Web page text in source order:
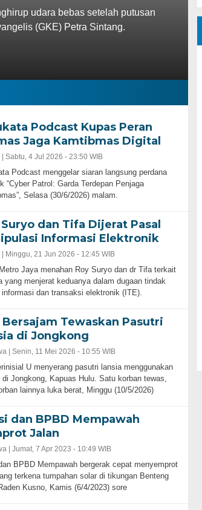
udara bebas setelah putusan
(GKE) Petra Sintang.
Podcast Kupas Peran
Jaga Kamtibmas Digital
Sabtu, 4 Jul 2026 - 23:50 WIB
Podcast menggelar siaran langsung perdana
“Cyber Patrol: Garda Terdepan Penjaga
Selasa (30/6/2026) malam.
dan Tifa Dijerat Pasal
Informasi Elektronik
Minggu, 21 Jun 2026 - 12:45 WIB
Jaya menahan Roy Suryo dan dr Tifa terkait
yang menjerat keduanya dalam dugaan tindak
informasi dan transaksi elektronik (ITE).
Bersajam Tewaskan Pasutri
di Jongkong
| Senin, 11 Mei 2026 - 10:55 WIB
U menyerang pasutri lansia menggunakan
di Jongkong, Kapuas Hulu. Satu korban tewas,
lainnya luka berat, Minggu (10/5/2026)
dan BPBD Mempawah
Jalan
| Jumat, 7 Apr 2023 - 10:49 WIB
BPBD Mempawah bergerak cepat menyemprot
terkena tumpahan solar di tikungan Benteng
Kusno, Kamis (6/4/2023) sore